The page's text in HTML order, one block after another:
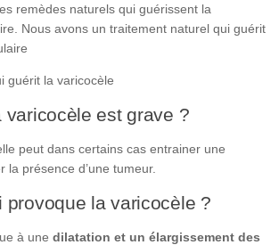
remèdes naturels qui guérissent la
Nous avons un traitement naturel qui guérit
guérit la varicocèle
varicocèle est grave ?
peut dans certains cas entrainer une
la présence d’une tumeur.
provoque la varicocèle ?
à une dilatation et un élargissement des